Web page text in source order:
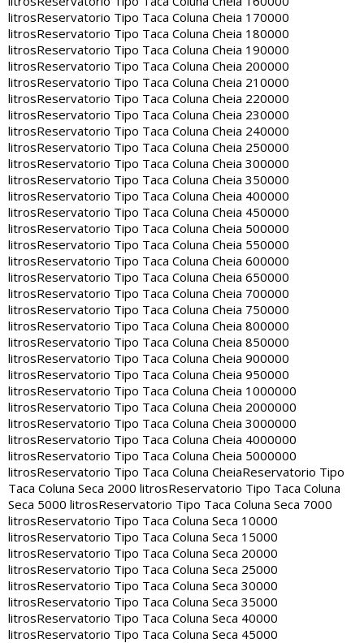
litrosReservatorio Tipo Taca Coluna Cheia 170000
litrosReservatorio Tipo Taca Coluna Cheia 180000
litrosReservatorio Tipo Taca Coluna Cheia 190000
litrosReservatorio Tipo Taca Coluna Cheia 200000
litrosReservatorio Tipo Taca Coluna Cheia 210000
litrosReservatorio Tipo Taca Coluna Cheia 220000
litrosReservatorio Tipo Taca Coluna Cheia 230000
litrosReservatorio Tipo Taca Coluna Cheia 240000
litrosReservatorio Tipo Taca Coluna Cheia 250000
litrosReservatorio Tipo Taca Coluna Cheia 300000
litrosReservatorio Tipo Taca Coluna Cheia 350000
litrosReservatorio Tipo Taca Coluna Cheia 400000
litrosReservatorio Tipo Taca Coluna Cheia 450000
litrosReservatorio Tipo Taca Coluna Cheia 500000
litrosReservatorio Tipo Taca Coluna Cheia 550000
litrosReservatorio Tipo Taca Coluna Cheia 600000
litrosReservatorio Tipo Taca Coluna Cheia 650000
litrosReservatorio Tipo Taca Coluna Cheia 700000
litrosReservatorio Tipo Taca Coluna Cheia 750000
litrosReservatorio Tipo Taca Coluna Cheia 800000
litrosReservatorio Tipo Taca Coluna Cheia 850000
litrosReservatorio Tipo Taca Coluna Cheia 900000
litrosReservatorio Tipo Taca Coluna Cheia 950000
litrosReservatorio Tipo Taca Coluna Cheia 1000000
litrosReservatorio Tipo Taca Coluna Cheia 2000000
litrosReservatorio Tipo Taca Coluna Cheia 3000000
litrosReservatorio Tipo Taca Coluna Cheia 4000000
litrosReservatorio Tipo Taca Coluna Cheia 5000000
litrosReservatorio Tipo Taca Coluna CheiaReservatorio Tipo
Taca Coluna Seca 2000 litrosReservatorio Tipo Taca Coluna
Seca 5000 litrosReservatorio Tipo Taca Coluna Seca 7000
litrosReservatorio Tipo Taca Coluna Seca 10000
litrosReservatorio Tipo Taca Coluna Seca 15000
litrosReservatorio Tipo Taca Coluna Seca 20000
litrosReservatorio Tipo Taca Coluna Seca 25000
litrosReservatorio Tipo Taca Coluna Seca 30000
litrosReservatorio Tipo Taca Coluna Seca 35000
litrosReservatorio Tipo Taca Coluna Seca 40000
litrosReservatorio Tipo Taca Coluna Seca 45000